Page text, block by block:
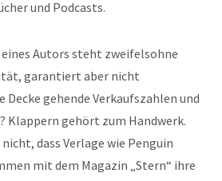
und Podcasts.
Autors steht zweifelsohne
garantiert aber nicht
gehende Verkaufszahlen und
Klappern gehört zum Handwerk.
dass Verlage wie Penguin
mit dem Magazin „Stern“ ihre